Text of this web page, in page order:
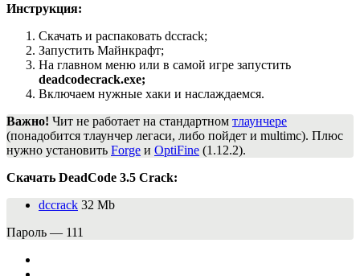
Инструкция:
Скачать и распаковать dccrack;
Запустить Майнкрафт;
На главном меню или в самой игре запустить
deadcodecrack.exe;
Включаем нужные хаки и наслаждаемся.
Важно! Чит не работает на стандартном тлаунчере
(понадобится тлаунчер легаси, либо пойдет и multimc). Плюс
нужно установить Forge и OptiFine (1.12.2).
Скачать DeadCode 3.5 Crack:
dccrack 32 Mb
Пароль — 111